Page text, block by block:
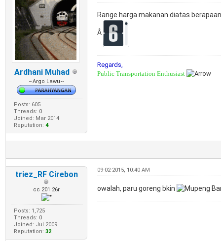
Ardhani Muhad
~Argo Lawu~
Posts: 605
Threads: 0
Joined: Mar 2014
Reputation: 4
Range harga makanan diatas
Â
Regards,
Public Transportation Enthusiast
triez_RF Cirebon
cc 201 26r
Posts: 1,725
Threads: 0
Joined: Jul 2009
Reputation: 32
09-02-2015, 10:40 AM
owalah, paru goreng bkin